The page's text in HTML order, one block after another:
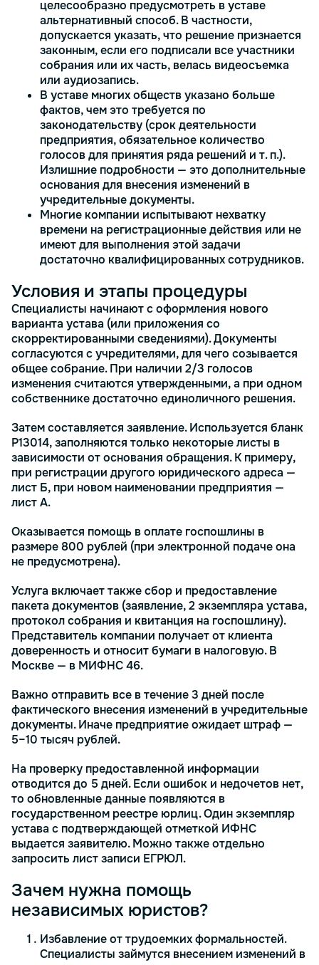
целесообразно предусмотреть в уставе
альтернативный способ. В частности,
допускается указать, что решение признается
законным, если его подписали все участники
собрания или их часть, велась видеосъемка
или аудиозапись.
В уставе многих обществ указано больше
фактов, чем это требуется по
законодательству (срок деятельности
предприятия, обязательное количество
голосов для принятия ряда решений и т. п.).
Излишние подробности — это дополнительные
основания для внесения изменений в
учредительные документы.
Многие компании испытывают нехватку
времени на регистрационные действия или не
имеют для выполнения этой задачи
достаточно квалифицированных сотрудников.
Условия и этапы процедуры
Специалисты начинают с оформления нового
варианта устава (или приложения со
скорректированными сведениями). Документы
согласуются с учредителями, для чего созывается
общее собрание. При наличии 2/3 голосов
изменения считаются утвержденными, а при одном
собственнике достаточно единоличного решения.
Затем составляется заявление. Используется бланк
Р13014, заполняются только некоторые листы в
зависимости от основания обращения. К примеру,
при регистрации другого юридического адреса —
лист Б, при новом наименовании предприятия —
лист А.
Оказывается помощь в оплате госпошлины в
размере 800 рублей (при электронной подаче она
не предусмотрена).
Услуга включает также сбор и предоставление
пакета документов (заявление, 2 экземпляра устава,
протокол собрания и квитанция на госпошлину).
Представитель компании получает от клиента
доверенность и относит бумаги в налоговую. В
Москве — в МИФНС 46.
Важно отправить все в течение 3 дней после
фактического внесения изменений в учредительные
документы. Иначе предприятие ожидает штраф —
5–10 тысяч рублей.
На проверку предоставленной информации
отводится до 5 дней. Если ошибок и недочетов нет,
то обновленные данные появляются в
государственном реестре юрлиц. Один экземпляр
устава с подтверждающей отметкой ИФНС
выдается заявителю. Можно также отдельно
запросить лист записи ЕГРЮЛ.
Зачем нужна помощь
независимых юристов?
Избавление от трудоемких формальностей.
Специалисты займутся внесением изменений в